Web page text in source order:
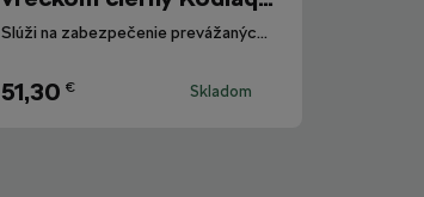
II
Slúži na zabezpečenie prevážaných predmetov, aby nemohlo dôjsť počas jazdy k ich posunu.
51,30 € Skladom